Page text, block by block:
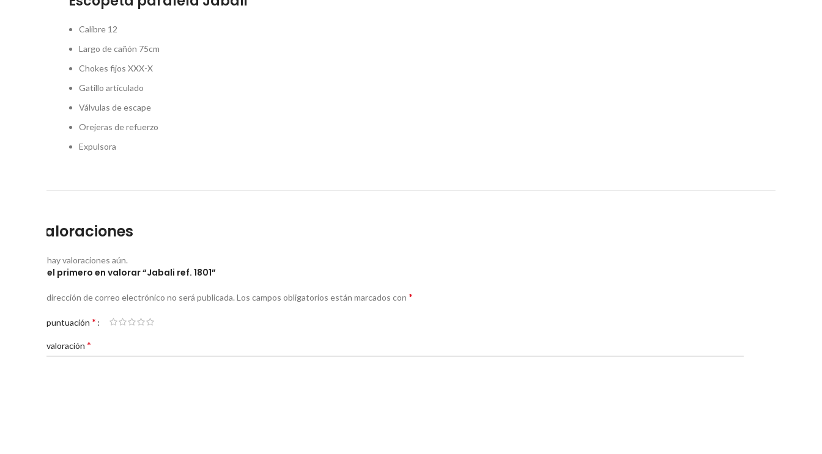
Calibre 12
Largo de cañón 75cm
Chokes fijos XXX-X
Gatillo articulado
Válvulas de escape
Orejeras de refuerzo
Expulsora
Valoraciones
No hay valoraciones aún.
Sé el primero en valorar “Jabali ref. 1801”
Tu dirección de correo electrónico no será publicada. Los campos obligatorios están marcados con *
Tu puntuación *
Tu valoración *